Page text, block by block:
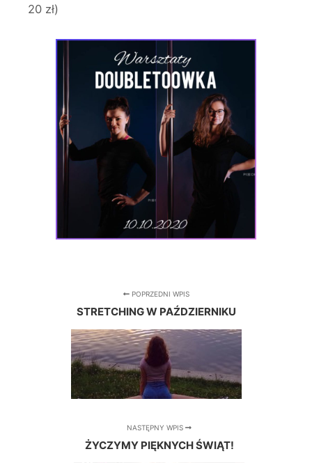
20 zł)
POPRZEDNI WPIS
STRETCHING W PAŹDZIERNIKU
NASTĘPNY WPIS
ŻYCZYMY PIĘKNYCH ŚWIĄT!